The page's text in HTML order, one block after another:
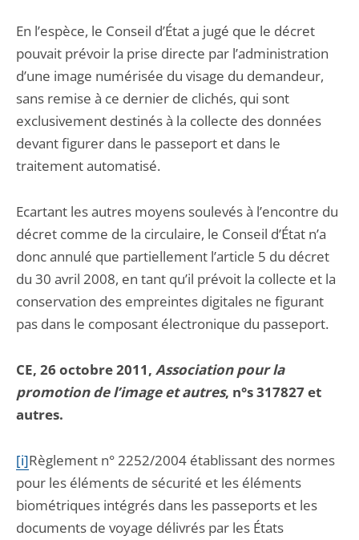
En l’espèce, le Conseil d’État a jugé que le décret
pouvait prévoir la prise directe par l’administration
d’une image numérisée du visage du demandeur,
sans remise à ce dernier de clichés, qui sont
exclusivement destinés à la collecte des données
devant figurer dans le passeport et dans le
traitement automatisé.
Ecartant les autres moyens soulevés à l’encontre du
décret comme de la circulaire, le Conseil d’État n’a
donc annulé que partiellement l’article 5 du décret
du 30 avril 2008, en tant qu’il prévoit la collecte et la
conservation des empreintes digitales ne figurant
pas dans le composant électronique du passeport.
CE, 26 octobre 2011, Association pour la
promotion de l’image et autres, n°s 317827 et
autres.
[i]Règlement n° 2252/2004 établissant des normes
pour les éléments de sécurité et les éléments
biométriques intégrés dans les passeports et les
documents de voyage délivrés par les États